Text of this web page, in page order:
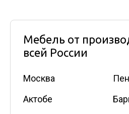
Мебель от
всей России
Москва
Актобе